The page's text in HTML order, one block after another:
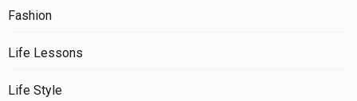
Fashion
Life Lessons
Life Style